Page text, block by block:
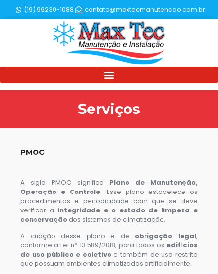
(19) 99230-1088 contato@maxtecmanutencao.com.br
Serviços
PMOC
A sigla PMOC significa Plano de Manutenção,
Operação e Controle. Esse plano estabelece os
procedimentos e periodicidade com que se deve
verificar a integridade e o estado de limpeza e
conservação dos sistemas de climatização.
A criação desse plano é de obrigação legal,
conforme a Lei n° 13.589/2018, para todos os edifícios
de uso público e coletivoe também de uso restrito
que possuam ambientes climatizados artificialmente.